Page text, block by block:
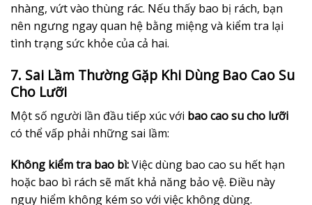
nhàng, vứt vào thùng rác. Nếu thấy bao bị rách, bạn
nên ngưng ngay quan hệ bằng miệng và kiểm tra lại
tình trạng sức khỏe của cả hai.
7. Sai Lầm Thường Gặp Khi Dùng Bao Cao Su
Cho Lưỡi
Một số người lần đầu tiếp xúc với bao cao su cho lưỡi
có thể vấp phải những sai lầm:
Không kiểm tra bao bì:Việc dùng bao cao su hết hạn
hoặc bao bì rách sẽ mất khả năng bảo vệ. Điều này
nguy hiểm không kém so với việc không dùng.